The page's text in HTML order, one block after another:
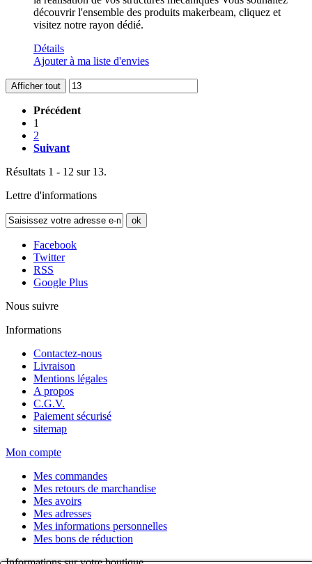
découvrir l'ensemble des produits makerbeam, cliquez et
visitez notre rayon dédié.
Détails
Ajouter à ma liste d'envies
Afficher tout
Précédent
1
2
Suivant
Résultats 1 - 12 sur 13.
Lettre d'informations
ok
Facebook
Twitter
RSS
Google Plus
Nous suivre
Informations
Contactez-nous
Livraison
Mentions légales
A propos
C.G.V.
Paiement sécurisé
sitemap
Mon compte
Mes commandes
Mes retours de marchandise
Mes avoirs
Mes adresses
Mes informations personnelles
Mes bons de réduction